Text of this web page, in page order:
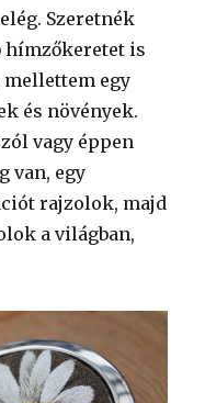
Szeretnék
hímzőkeretet is
egy
és növények.
vagy éppen
van, egy
rajzolok, majd
a világban,